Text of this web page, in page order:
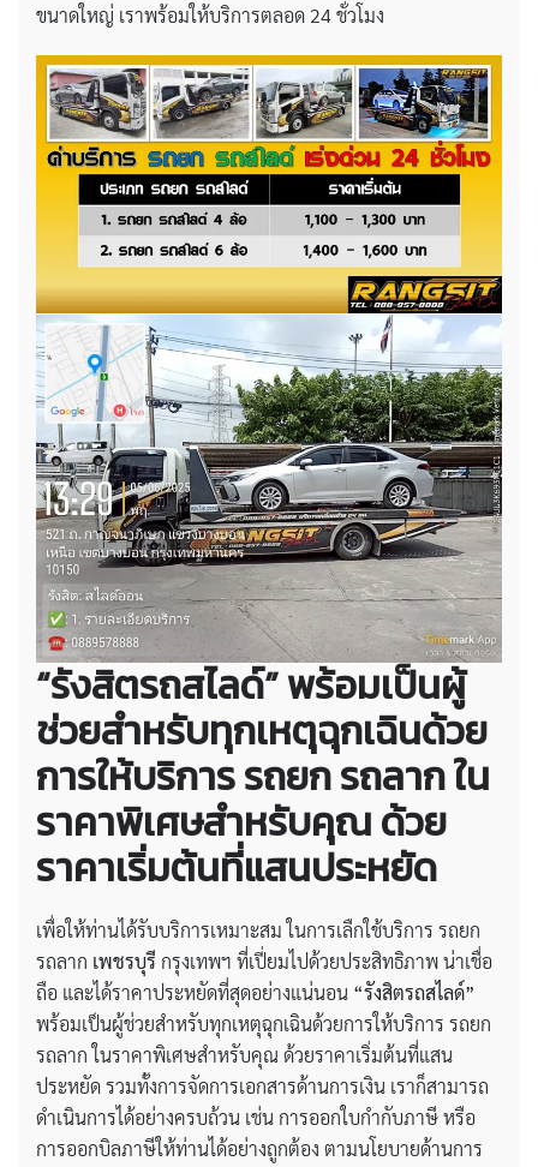
ขนาดใหญ่ เราพร้อมให้บริการตลอด 24 ชั่วโมง
“รังสิตรถสไลด์” พร้อมเป็นผู้
ช่วยสำหรับทุกเหตุฉุกเฉินด้วย
การให้บริการ รถยก รถลาก ใน
ราคาพิเศษสำหรับคุณ ด้วย
ราคาเริ่มต้นที่แสนประหยัด
เพื่อให้ท่านได้รับบริการเหมาะสม ในการเลืกใช้บริการ รถยก
รถลาก เพชรบุรี กรุงเทพฯ ที่เปี่ยมไปด้วยประสิทธิภาพ น่าเชื่อ
ถือ และได้ราคาประหยัดที่สุดอย่างแน่นอน “รังสิตรถสไลด์”
พร้อมเป็นผู้ช่วยสำหรับทุกเหตุฉุกเฉินด้วยการให้บริการ รถยก
รถลาก ในราคาพิเศษสำหรับคุณ ด้วยราคาเริ่มต้นที่แสน
ประหยัด รวมทั้งการจัดการเอกสารด้านการเงิน เราก็สามารถ
ดำเนินการได้อย่างครบถ้วน เช่น การออกใบกำกับภาษี หรือ
การออกบิลภาษีให้ท่านได้อย่างถูกต้อง ตามนโยบายด้านการ